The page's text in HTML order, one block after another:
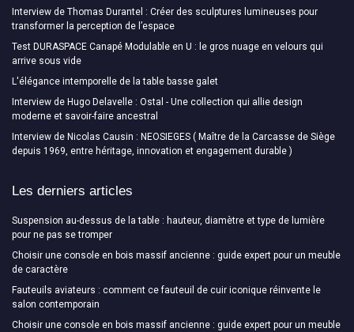
Interview de Thomas Durantel : Créer des sculptures lumineuses pour
transformer la perception de l’espace
Test DURASPACE Canapé Modulable en U : le gros nuage en velours qui
arrive sous vide
L'élégance intemporelle de la table basse galet
Interview de Hugo Delavelle : Ostal - Une collection qui allie design
moderne et savoir-faire ancestral
Interview de Nicolas Causin : NEOSIEGES ( Maître de la Carcasse de Siège
depuis 1969, entre héritage, innovation et engagement durable )
Les derniers articles
Suspension au-dessus de la table : hauteur, diamètre et type de lumière
pour ne pas se tromper
Choisir une console en bois massif ancienne : guide expert pour un meuble
de caractère
Fauteuils aviateurs : comment ce fauteuil de cuir iconique réinvente le
salon contemporain
Choisir une console en bois massif ancienne : guide expert pour un meuble